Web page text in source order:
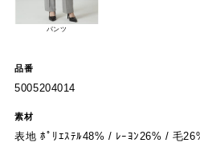
パンツ
品番
5005204014
素材
表地 ﾎﾟﾘｴｽﾃﾙ48% / ﾚｰﾖﾝ26% / 毛